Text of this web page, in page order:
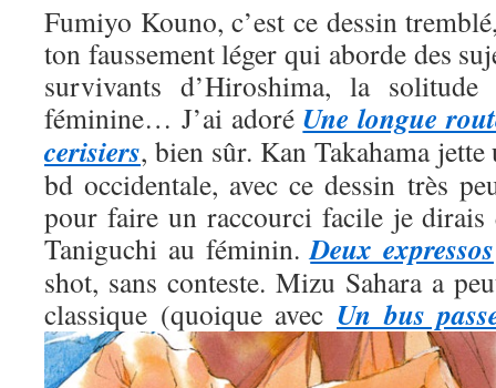
Fumiyo Kouno, c’est ce dessin
ton faussement léger qui aborde des
survivants d’Hiroshima, la
féminine… J’ai adoré Une longue
cerisiers, bien sûr. Kan Takahama
bd occidentale, avec ce dessin très
pour faire un raccourci facile je dirais
Taniguchi au féminin.Deux expressos
shot, sans conteste. Mizu Sahara a
classique (quoique avec Un bus